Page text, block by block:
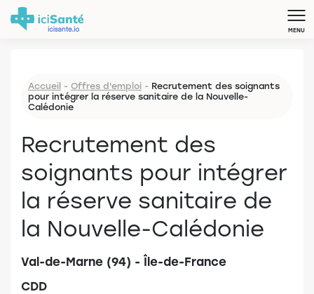
MENU
Accueil - Offres d'emploi - Recrutement des soignants
pour intégrer la réserve sanitaire de la Nouvelle-
Calédonie
Recrutement des
soignants pour intégrer
la réserve sanitaire de
la Nouvelle-Calédonie
Val-de-Marne (94) - Île-de-France
CDD